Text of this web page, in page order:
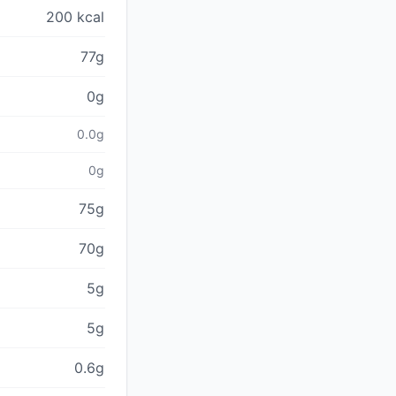
200 kcal
77g
0g
0.0g
0g
75g
70g
5g
5g
0.6g